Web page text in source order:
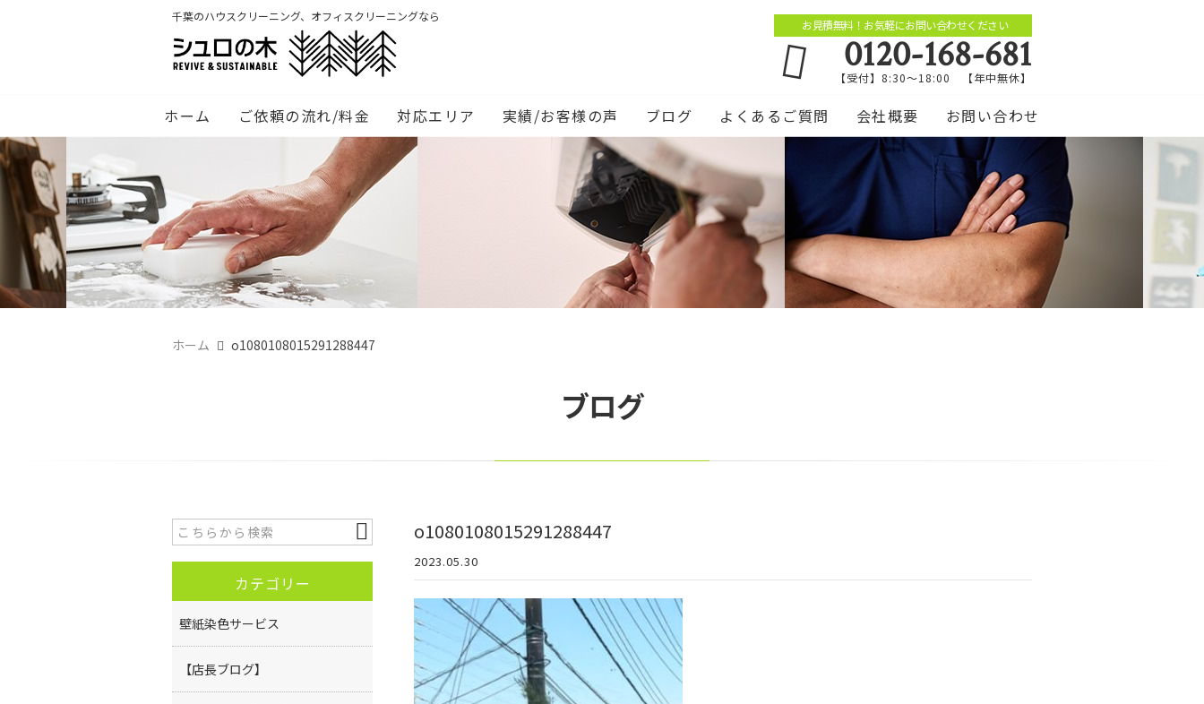
千葉のハウスクリーニング、オフィスクリーニングなら
お見積無料！お気軽にお問い合わせください
0120-168-681
【受付】8:30～18:00 【年中無休】
ホーム ご依頼の流れ/料金 対応エリア 実績/お客様の声 ブログ よくあるご質問 会社概要 お問い合わせ
ホーム o1080108015291288447
ブログ
o1080108015291288447
2023.05.30
カテゴリー
壁紙染色サービス
【店長ブログ】